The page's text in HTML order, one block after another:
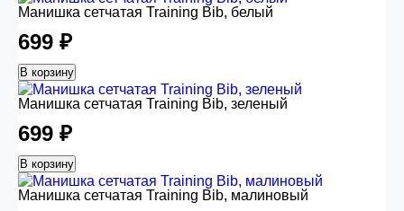
Манишка сетчатая Training Bib, белый
699 ₽
В корзину
Манишка сетчатая Training Bib, зеленый
699 ₽
В корзину
Манишка сетчатая Training Bib, малиновый